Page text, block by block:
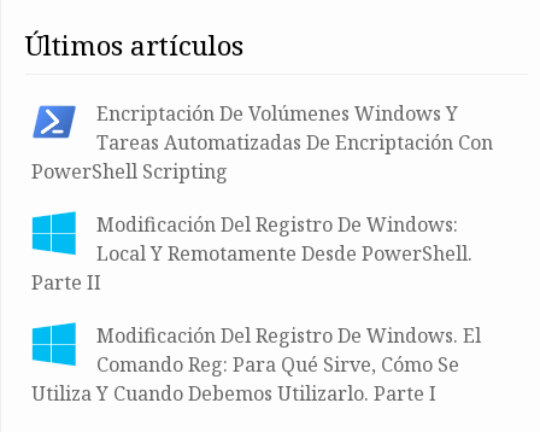
últimos artículos
Encriptación De Volúmenes Windows Y
Tareas Automatizadas De Encriptación Con
PowerShell Scripting
Modificación Del Registro De Windows:
Local Y Remotamente Desde PowerShell.
Parte II
Modificación Del Registro De Windows. El
Comando Reg: Para Qué Sirve, Cómo Se
Utiliza Y Cuando Debemos Utilizarlo. Parte I